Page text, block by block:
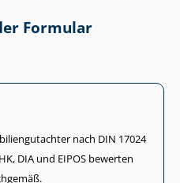
Formular
nach DIN 17024
DIA und EIPOS bewerten